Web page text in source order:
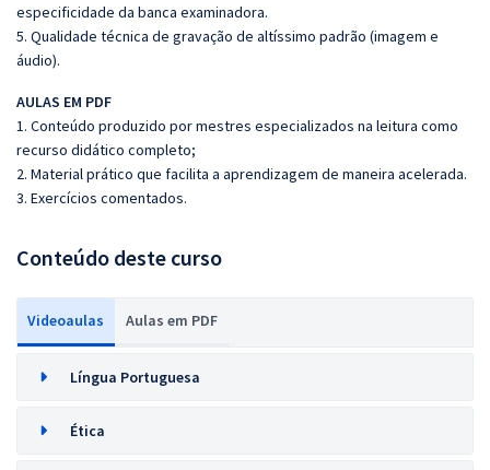
especificidade da banca examinadora.
5. Qualidade técnica de gravação de altíssimo padrão (imagem e
áudio).
AULAS EM PDF
1. Conteúdo produzido por mestres especializados na leitura como
recurso didático completo;
2. Material prático que facilita a aprendizagem de maneira acelerada.
3. Exercícios comentados.
Conteúdo deste curso
Videoaulas Aulas em PDF
Língua Portuguesa
Ética